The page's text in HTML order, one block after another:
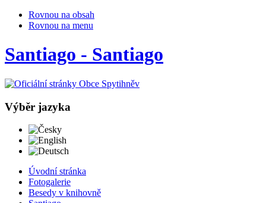
Rovnou na obsah
Rovnou na menu
Santiago - Santiago
Výběr jazyka
Česky
Úvodní stránka
Fotogalerie
Besedy v knihovně